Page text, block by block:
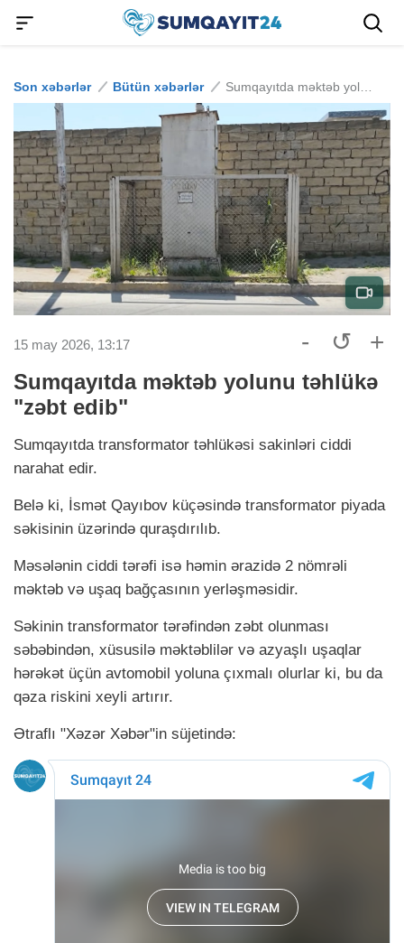
Son xəbərlər Bütün xəbərlər
15 may 2026, 13:17 - ↺ +
Sumqayıtda məktəb yolunu təhlükə
"zəbt edib"
Sumqayıtda transformator təhlükəsi sakinləri ciddi
narahat edir.
Belə ki, İsmət Qayıbov küçəsində transformator piyada
səkisinin üzərində quraşdırılıb.
Məsələnin ciddi tərəfi isə həmin ərazidə 2 nömrəli
məktəb və uşaq bağçasının yerləşməsidir.
Səkinin transformator tərəfindən zəbt olunması
səbəbindən, xüsusilə məktəblilər və azyaşlı uşaqlar
hərəkət üçün avtomobil yoluna çıxmalı olurlar ki, bu da
qəza riskini xeyli artırır.
Ətraflı "Xəzər Xəbər"in süjetində: